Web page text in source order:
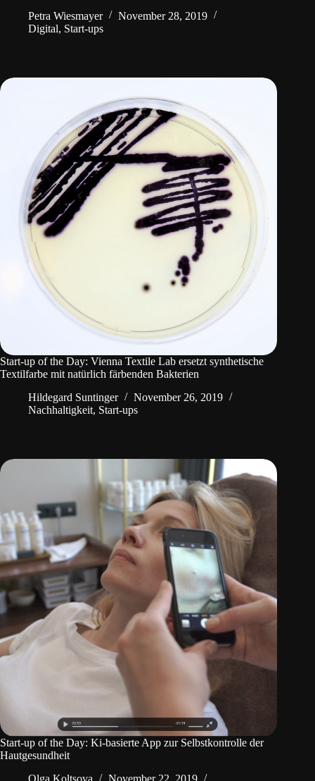
Petra Wiesmayer
November 28, 2019
Digital, Start-ups
Start-up of the Day: Vienna Textile Lab ersetzt synthetische
Textilfarbe mit natürlich färbenden Bakterien
Hildegard Suntinger
November 26, 2019
Nachhaltigkeit, Start-ups
Start-up of the Day: Ki-basierte App zur Selbstkontrolle der
Hautgesundheit